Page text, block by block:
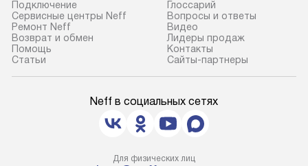
Подключение
Сервисные центры Neff
Ремонт Neff
Возврат и обмен
Помощь
Статьи
Глоссарий
Вопросы и ответы
Видео
Лидеры продаж
Контакты
Сайты-партнеры
Neff в социальных сетях
Для физических лиц